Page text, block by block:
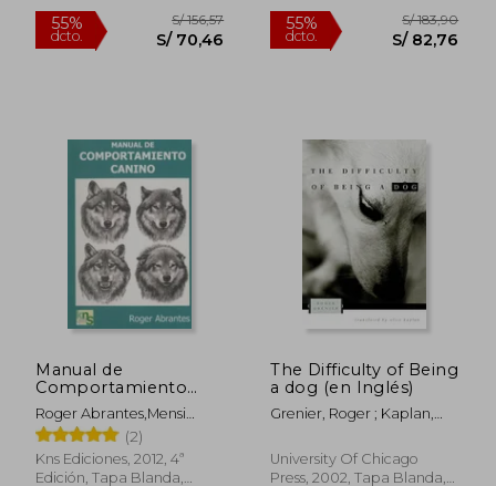
40%
dcto. S/ 87,95
55%
dcto.
Refuerzos Positivos
Manual de
Comportamiento
Canino
Roger Abrantes,Mensi
Cortizas Bouza
(2)
Kns Ediciones, 2012, 4ª
Edición, Tapa Blanda,
The Difficulty of Being
a dog (en Inglés)
Grenier, Roger ; Kaplan,
University Of Chicago
Press, 2002, Tapa Blanda,